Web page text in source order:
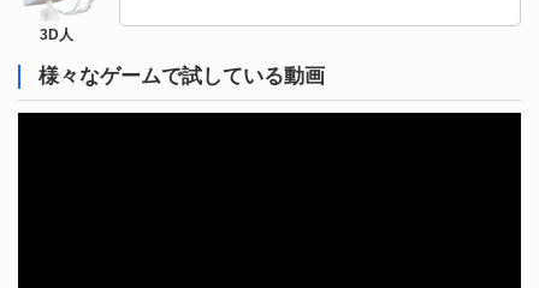
様々なゲームで試している動画